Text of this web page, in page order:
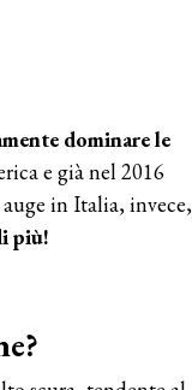
dominare le
e già nel 2016
in Italia, invece,
più!